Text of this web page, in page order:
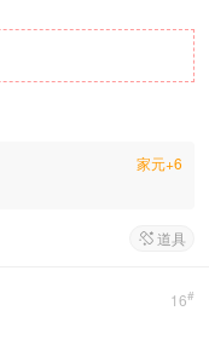
家元+6
 道具
16#